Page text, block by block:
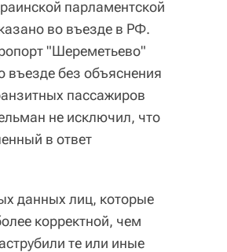
парламентской
во въезде в РФ.
"Шереметьево"
въезде без объяснения
пассажиров
не исключил, что
в ответ
данных лиц, которые
корректной, чем
те или иные